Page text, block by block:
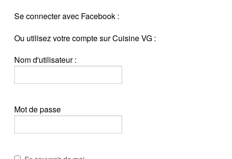
Se connecter avec Facebook :
Ou utilisez votre compte sur Cuisine VG :
Nom d'utilisateur :
Mot de passe